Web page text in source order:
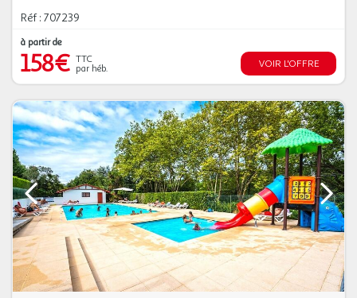
Réf : 707239
à partir de
158€ TTC
par héb.
VOIR L'OFFRE